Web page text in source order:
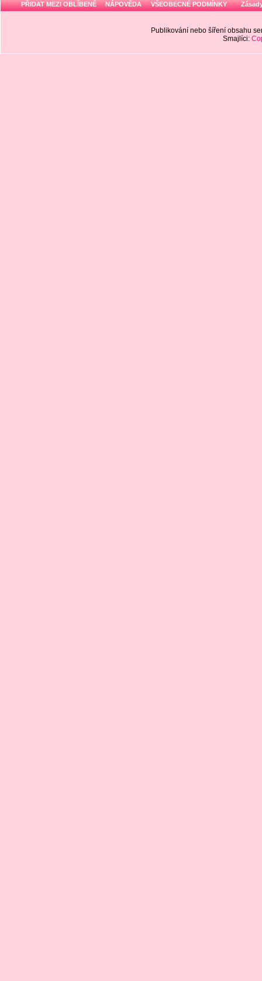
PŘIDAT MEZI OBLÍBENÉ NÁPOVĚDA VŠEOBECNÉ PODMÍNKY
Publikování nebo šíření obsahu
Smajlíci: